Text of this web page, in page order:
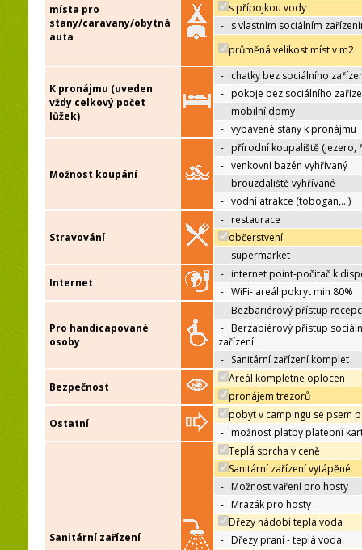
místa pro
stany/caravany/obytná
auta
s přípojkou vody
- s vlastním sociálním
průměná velikost míst v m2
K pronájmu (uveden
vždy celkový počet
lůžek)
- chatky bez sociálního
- pokoje bez sociálního
- mobilní domy
- vybavené stany k pronájmu
Možnost koupání
- přírodní koupaliště (jezero,
- venkovní bazén vyhřívaný
- brouzdaliště vyhřívané
- vodní atrakce (tobogán,…)
Stravování
- restaurace
občerstvení
- supermarket
Internet
- internet point-počitač k
- WiFi- areál pokryt min 80%
Pro handicapované
osoby
- Bezbariérový přístup
- Berzabiérový přístup
zařízení
- Sanitární zařízení komplet
Bezpečnost
Areál kompletne oplocen
pronájem trezorů
Ostatní
pobyt v campingu se psem
- možnost platby platební
Sanitární zařízení
Teplá sprcha v ceně
Sanitární zařízení vytápěné
- Možnost vaření pro hosty
- Mrazák pro hosty
Dřezy nádobí teplá voda
- Dřezy praní - teplá voda